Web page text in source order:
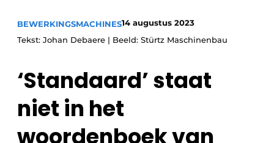
Uitnodiging Rondetafelgesprek – 20 jaar Profiel
Vacature aanmelden
Video’s
Werben
BEWERKINGSMACHINES14 augustus 2023
Tekst: Johan Debaere | Beeld: Stürtz Maschinenbau
‘Standaard’ staat
niet in het
woordenboek van